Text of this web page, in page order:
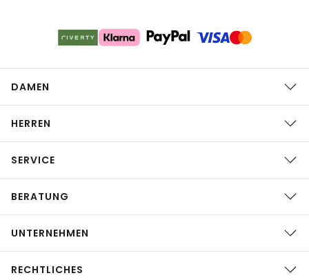
DAMEN
HERREN
SERVICE
BERATUNG
UNTERNEHMEN
RECHTLICHES